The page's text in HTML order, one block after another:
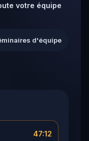
votre équipe
d'équipe
47:12